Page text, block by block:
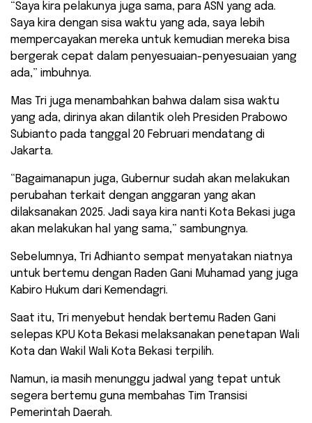
“Saya kira pelakunya juga sama, para ASN yang ada.
Saya kira dengan sisa waktu yang ada, saya lebih
mempercayakan mereka untuk kemudian mereka bisa
bergerak cepat dalam penyesuaian-penyesuaian yang
ada,” imbuhnya.
Mas Tri juga menambahkan bahwa dalam sisa waktu
yang ada, dirinya akan dilantik oleh Presiden Prabowo
Subianto pada tanggal 20 Februari mendatang di
Jakarta.
“Bagaimanapun juga, Gubernur sudah akan melakukan
perubahan terkait dengan anggaran yang akan
dilaksanakan 2025. Jadi saya kira nanti Kota Bekasi juga
akan melakukan hal yang sama,” sambungnya.
Sebelumnya, Tri Adhianto sempat menyatakan niatnya
untuk bertemu dengan Raden Gani Muhamad yang juga
Kabiro Hukum dari Kemendagri.
Saat itu, Tri menyebut hendak bertemu Raden Gani
selepas KPU Kota Bekasi melaksanakan penetapan Wali
Kota dan Wakil Wali Kota Bekasi terpilih.
Namun, ia masih menunggu jadwal yang tepat untuk
segera bertemu guna membahas Tim Transisi
Pemerintah Daerah.